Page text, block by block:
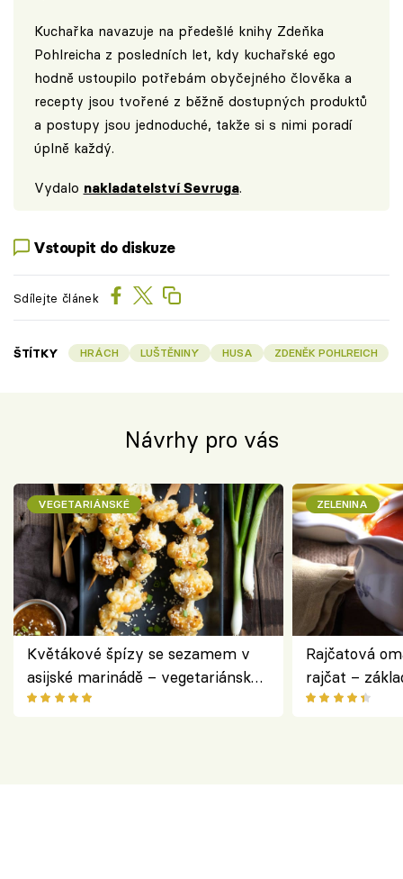
Kuchařka navazuje na předešlé knihy Zdeňka
Pohlreicha z posledních let, kdy kuchařské ego
hodně ustoupilo potřebám obyčejného člověka a
recepty jsou tvořené z běžně dostupných produktů
a postupy jsou jednoduché, takže si s nimi poradí
úplně každý.
Vydalo nakladatelství Sevruga.
Vstoupit do diskuze
Sdílejte článek
ŠTÍTKY HRÁCH LUŠTĚNINY HUSA ZDENĚK POHLREICH
Návrhy pro vás
VEGETARIÁNSKÉ
Květákové špízy se sezamem v
asijské marinádě – vegetariánská
chuťovka z grilu
ZELENINA
Rajčatová
rajčat –